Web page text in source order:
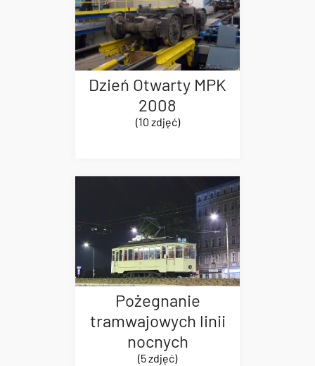
Dzień Otwarty MPK
2008
(10 zdjęć)
Pożegnanie
tramwajowych linii
nocnych
(5 zdjęć)